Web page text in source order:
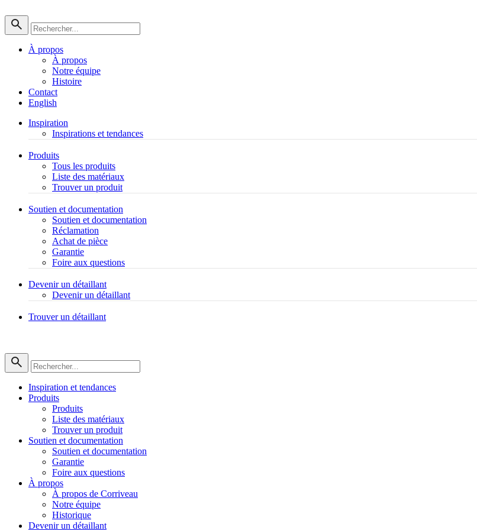
À propos
À propos
Notre équipe
Histoire
Contact
English
Inspiration
Inspirations et tendances
Produits
Tous les produits
Liste des matériaux
Trouver un produit
Soutien et documentation
Soutien et documentation
Réclamation
Achat de pièce
Garantie
Foire aux questions
Devenir un détaillant
Devenir un détaillant
Trouver un détaillant
Inspiration et tendances
Produits
Produits
Liste des matériaux
Trouver un produit
Soutien et documentation
Soutien et documentation
Garantie
Foire aux questions
À propos
À propos de Corriveau
Notre équipe
Historique
Devenir un détaillant